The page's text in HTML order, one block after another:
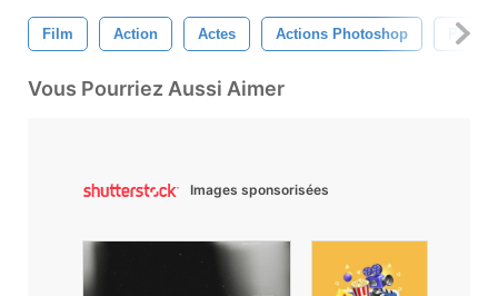
Film Action Actes Actions Photoshop
Vous Pourriez Aussi Aimer
Images sponsorisées